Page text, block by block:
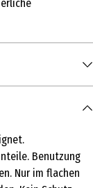
Benutzung
Nur im flachen